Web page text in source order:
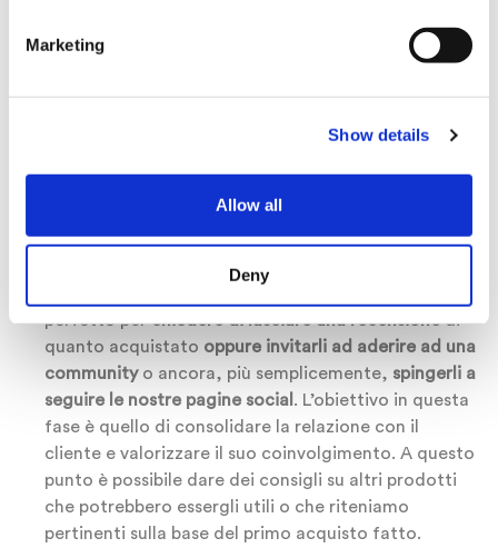
Marketing
Show details
Allow all
Deny
percepire a quali ulteriori vantaggi può accedere.
Questa è un’occasione perfetta per fare
brand
◼️ Giorno 5: consolidare la relazione
A questo punto i nostri clienti hanno sicuramente
avuto il tempo di osservare e testare il prodotto o
servizio e, allo stesso tempo, la loro attenzione è
perfetto perchiedere di lasciare una recensionedi
quanto acquistato oppure invitarli ad aderire ad una
communityo ancora, più semplicemente, spingerli a
seguire le nostre pagine social . L’obiettivo in questa
fase è quello di consolidare la relazione con il
cliente e valorizzare il suo coinvolgimento. A questo
punto è possibile dare dei consigli su altri prodotti
che potrebbero essergli utili o che riteniamo
pertinenti sulla base del primo acquisto fatto.